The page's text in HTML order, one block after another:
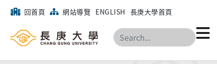
回首頁 網站導覽 ENGLISH 長庚大學首頁
搜尋